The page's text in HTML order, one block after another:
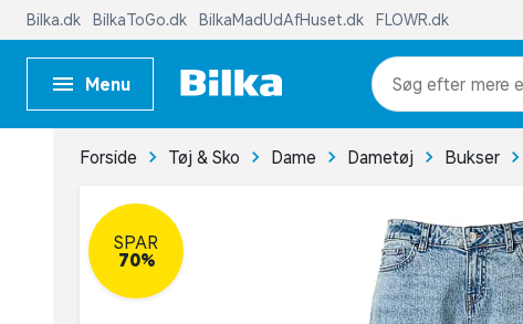
Bilka.dk BilkaToGo.dk BilkaMadUdAfHuset.dk FLOWR.dk
Menu mere
Forside Tøj & Sko Dame Dametøj Bukser
SPAR
70%